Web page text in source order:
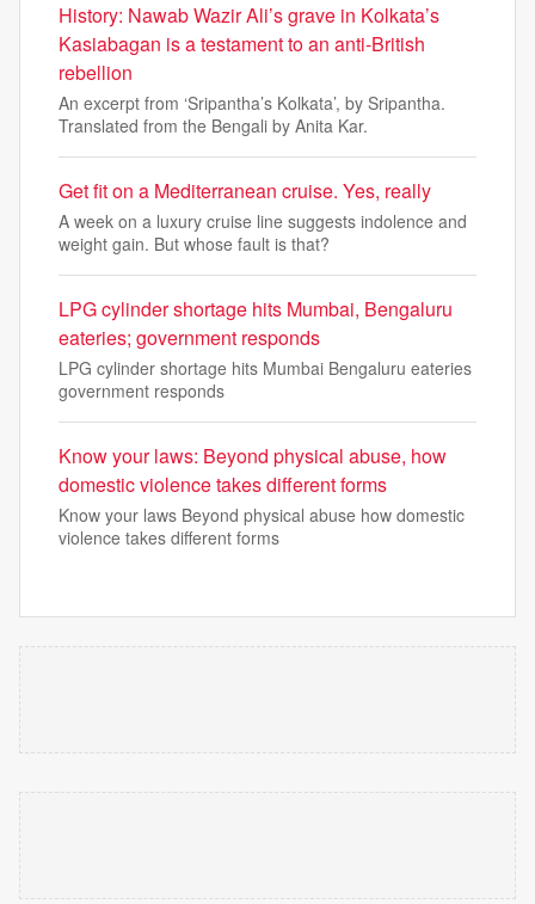
History: Nawab Wazir Ali’s grave in Kolkata’s
Kasiabagan is a testament to an anti-British
rebellion
An excerpt from ‘Sripantha’s Kolkata’, by Sripantha.
Translated from the Bengali by Anita Kar.
Get fit on a Mediterranean cruise. Yes, really
A week on a luxury cruise line suggests indolence and
weight gain. But whose fault is that?
LPG cylinder shortage hits Mumbai, Bengaluru
eateries; government responds
LPG cylinder shortage hits Mumbai Bengaluru eateries
government responds
Know your laws: Beyond physical abuse, how
domestic violence takes different forms
Know your laws Beyond physical abuse how domestic
violence takes different forms